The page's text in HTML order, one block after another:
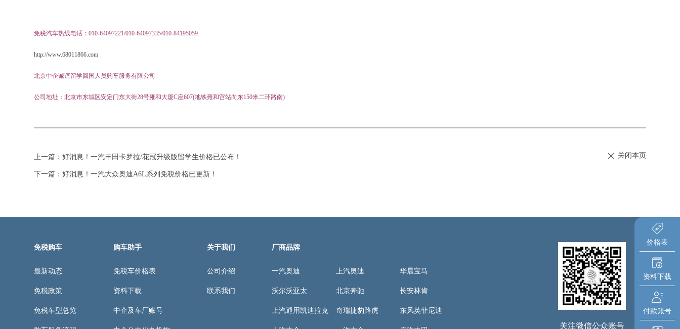
免税汽车热线电话：010-64097221/010-64097335/010-84195059
http://www.68011866.com
北京中企诚谊留学回国人员购车服务有限公司
公司地址：北京市东城区安定门东大街28号雍和大厦C座607(地铁雍和宫站向东150米二环路南)
上一篇：好消息！一汽丰田卡罗拉/花冠升级版留学生价格已公布！
下一篇：好消息！一汽大众奥迪A6L系列免税价格已更新！
关闭本页
免税购车
最新动态
免税政策
免税车型总览
购车助手
免税车价格表
资料下载
中企及车厂账号
关于我们
公司介绍
联系我们
厂商品牌
一汽奥迪 上汽奥迪 华晨宝马
沃尔沃亚太 北京奔驰 长安林肯
上汽通用凯迪拉克 奇瑞捷豹路虎 东风英菲尼迪
关注微信公众账号
价格表
资料下载
付款账号